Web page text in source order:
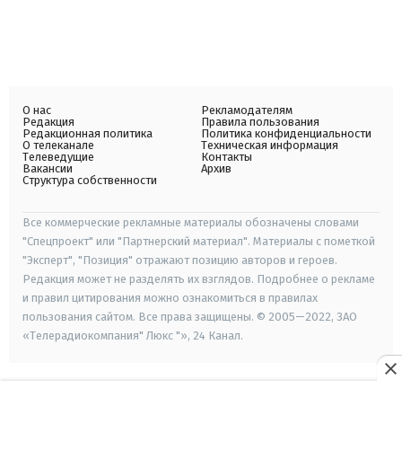
О нас
Редакция
Редакционная политика
О телеканале
Телеведущие
Вакансии
Структура собственности
Рекламодателям
Правила пользования
Политика конфиденциальности
Техническая информация
Контакты
Архив
Все коммерческие рекламные материалы обозначены словами
"Спецпроект" или "Партнерский материал". Материалы с пометкой
"Эксперт", "Позиция" отражают позицию авторов и героев.
Редакция может не разделять их взглядов. Подробнее о рекламе
и правил цитирования можно ознакомиться в правилах
пользования сайтом. Все права защищены. © 2005—2022, ЗАО
«Телерадиокомпания" Люкс "», 24 Канал.